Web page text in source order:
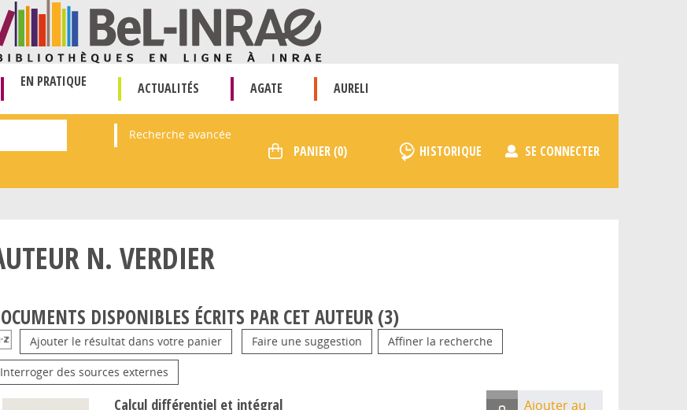
EN PRATIQUE ACTUALITÉS AGATE AURELI
Recherche avancée
HISTORIQUE SE CONNECTER
N. VERDIER
DISPONIBLES ÉCRITS PAR CET AUTEUR (3)
Ajouter le résultat dans votre panier Faire une suggestion Affiner la recherche
Interroger des sources externes
Calcul différentiel et intégral
Ajouter au